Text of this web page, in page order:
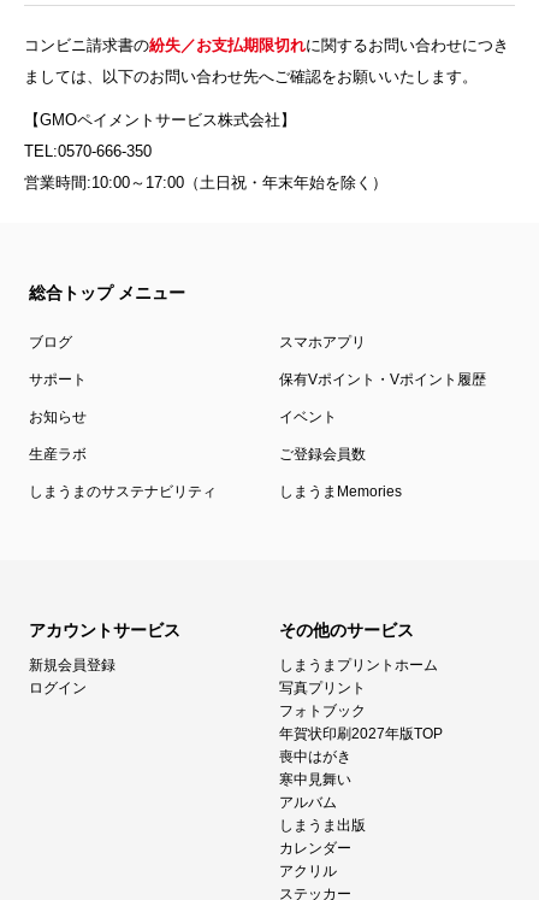
コンビニ請求書の紛失／お支払期限切れに関するお問い合わせにつき
ましては、以下のお問い合わせ先へご確認をお願いいたします。
【GMOペイメントサービス株式会社】
TEL:0570-666-350
営業時間:10:00～17:00（土日祝・年末年始を除く）
総合トップ メニュー
ブログ スマホアプリ
サポート 保有Vポイント・Vポイント履歴
お知らせ イベント
生産ラボ ご登録会員数
しまうまのサステナビリティ しまうまMemories
アカウントサービス
新規会員登録
ログイン
その他のサービス
しまうまプリントホーム
写真プリント
フォトブック
年賀状印刷2027年版TOP
喪中はがき
寒中見舞い
アルバム
しまうま出版
カレンダー
アクリル
ステッカー